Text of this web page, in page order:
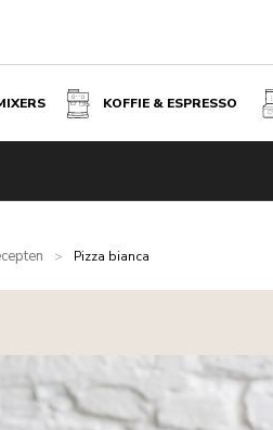
KOFFIE & ESPRESSO
> Pizza bianca